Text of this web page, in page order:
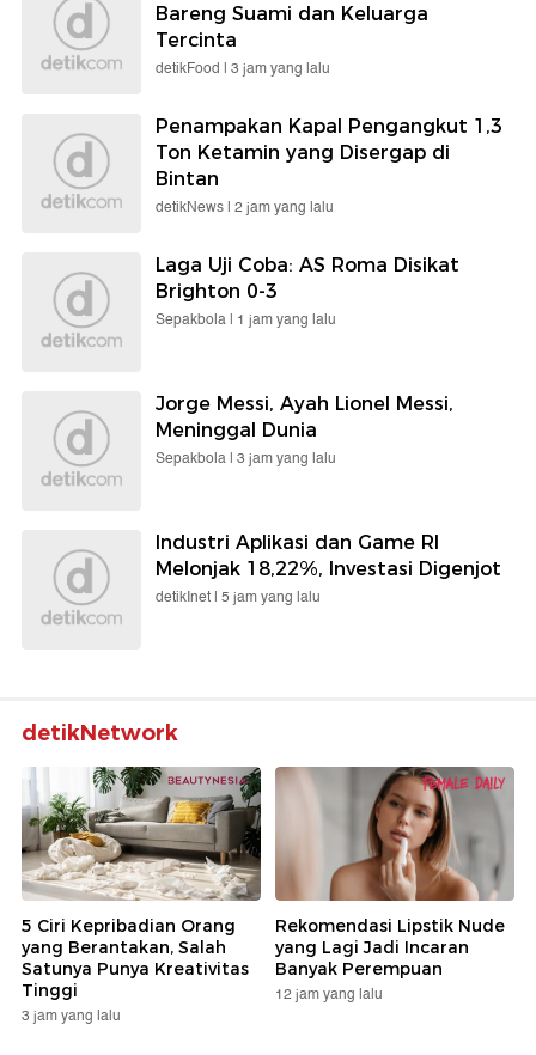
Bareng Suami dan Keluarga
Tercinta
detikFood | 3 jam yang lalu
Penampakan Kapal Pengangkut 1,3
Ton Ketamin yang Disergap di
Bintan
detikNews | 2 jam yang lalu
Laga Uji Coba: AS Roma Disikat
Brighton 0-3
Sepakbola | 1 jam yang lalu
Jorge Messi, Ayah Lionel Messi,
Meninggal Dunia
Sepakbola | 3 jam yang lalu
Industri Aplikasi dan Game RI
Melonjak 18,22%, Investasi Digenjot
detikInet | 5 jam yang lalu
detikNetwork
5 Ciri Kepribadian Orang
yang Berantakan, Salah
Satunya Punya Kreativitas
Tinggi
3 jam yang lalu
Rekomendasi Lipstik Nude
yang Lagi Jadi Incaran
Banyak Perempuan
12 jam yang lalu